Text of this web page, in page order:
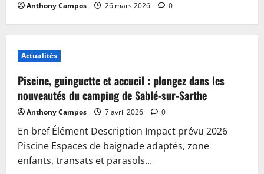
Anthony Campos 26 mars 2026 0
Actualités
Piscine, guinguette et accueil : plongez dans les
nouveautés du camping de Sablé-sur-Sarthe
Anthony Campos 7 avril 2026 0
En bref Élément Description Impact prévu 2026
Piscine Espaces de baignade adaptés, zone
enfants, transats et parasols...